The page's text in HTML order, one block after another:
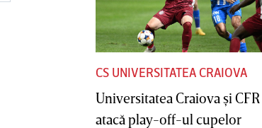
CS UNIVERSITATEA CRAIOVA
Universitatea Craiova şi
atacă play-off-ul cupelor